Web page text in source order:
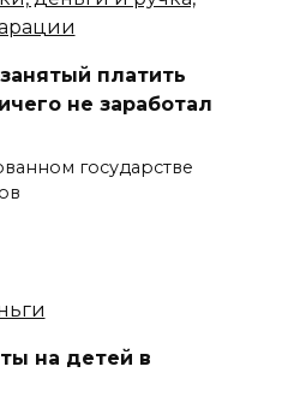
платить
не заработал
государстве
на детей в